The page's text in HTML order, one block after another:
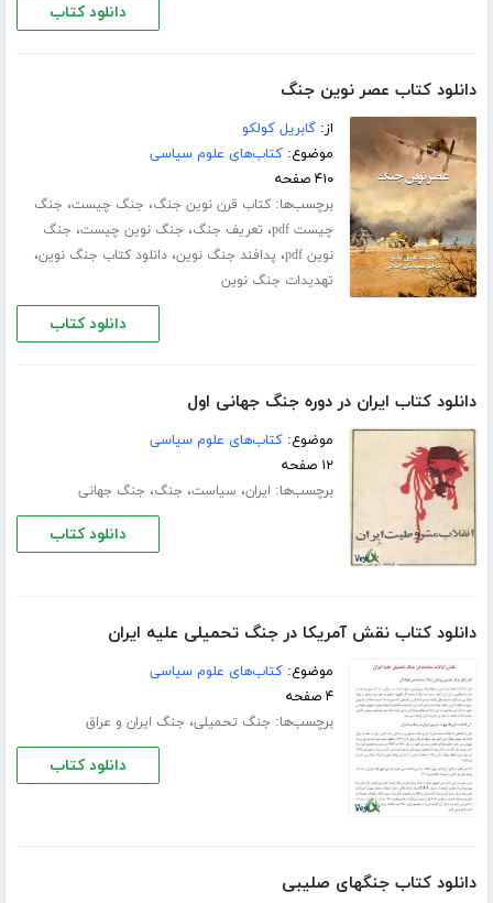
دانلود کتاب
دانلود کتاب عصر نوین جنگ
از:گابریل کولکو
موضوع:کتاب‌های علوم سیاسی
۴۱۰ صفحه
برچسب‌ها:کتاب قرن نوین جنگ، جنگ چیست، جنگ
چیست pdf
، تعریف جنگ، جنگ نوین چیست، جنگ
نوین pdf
، پدافند جنگ نوین،دانلود کتاب جنگ نوین،
تهدیدات جنگ نوین
دانلود کتاب
دانلود کتاب ایران در دوره جنگ جهانی اول
موضوع:کتاب‌های علوم سیاسی
۱۲ صفحه
برچسب‌ها: ایران، سیاست، جنگ، جنگ جهانی
دانلود کتاب
دانلود کتاب نقش آمریکا در جنگ تحمیلی علیه ایران
موضوع:کتاب‌های علوم سیاسی
۴ صفحه
برچسب‌ها: جنگ تحمیلی، جنگ ایران و عراق
دانلود کتاب
دانلود کتاب جنگهای صلیبی